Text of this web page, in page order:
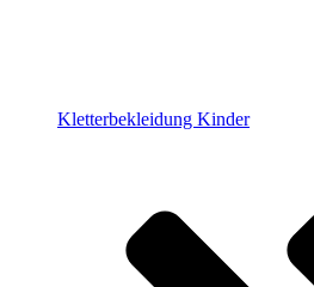
Kletterbekleidung Kinder